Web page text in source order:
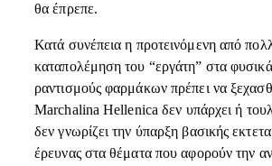
θα έπρεπε.
Κατά συνέπεια η προτεινόμενη από
καταπολέμηση του “εργάτη” στα
ραντισμούς φαρμάκων πρέπει να
Marchalina Hellenica δεν υπάρχει ή
δεν γνωρίζει την ύπαρξη βασικής
έρευνας στα θέματα που αφορούν την